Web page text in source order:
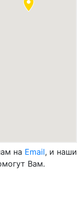
на Email, и наши
Вам.